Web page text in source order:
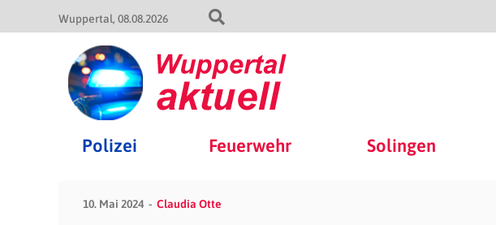
Wuppertal 08.08.2026
Polizei Feuerwehr Solingen
10. Mai 2024 Claudia Otte